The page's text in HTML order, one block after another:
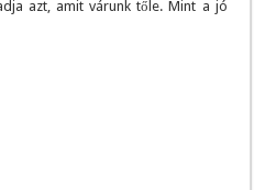
azt, amit várunk tőle. Mint a jó